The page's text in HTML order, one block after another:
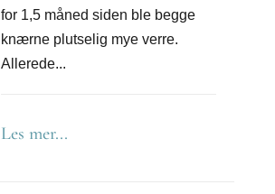
for 1,5 måned siden ble begge
knærne plutselig mye verre.
Allerede...
Les mer...